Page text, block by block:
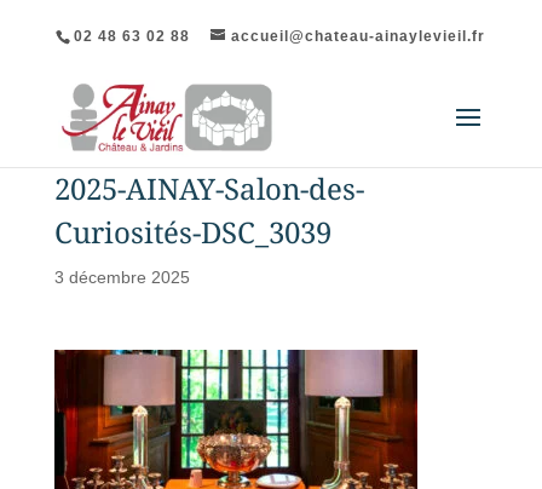
02 48 63 02 88 accueil@chateau-ainaylevieil.fr
2025-AINAY-Salon-des-
Curiosités-DSC_3039
3 décembre 2025